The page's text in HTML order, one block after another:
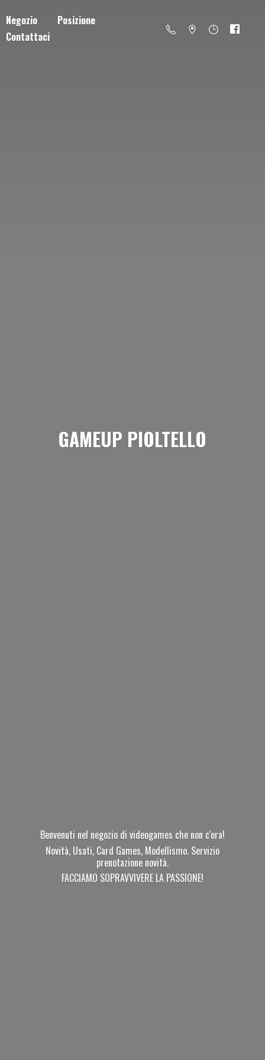
Negozio
Posizione
Contattaci
GAMEUP PIOLTELLO
Benvenuti nel negozio di videogames che non c'era!
Novità, Usati, Card Games, Modellismo. Servizio
prenotazione novità.
FACCIAMO SOPRAVVIVERE LA PASSIONE!